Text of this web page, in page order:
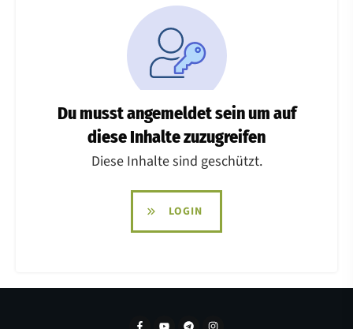
Du musst angemeldet sein um auf
diese Inhalte zuzugreifen
Diese Inhalte sind geschützt.
LOGIN